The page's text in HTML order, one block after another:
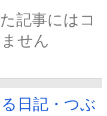
記事にはコ
せん
日記・つぶ